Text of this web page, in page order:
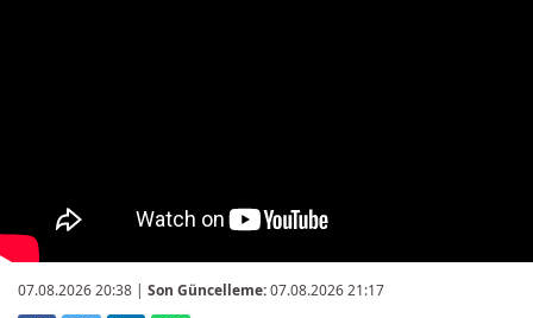
07.08.2026 20:38 | Son Güncelleme:07.08.2026 21:17